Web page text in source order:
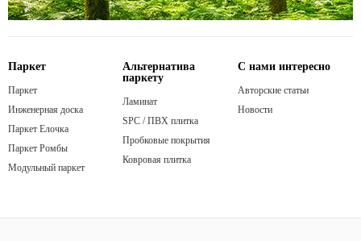
Паркет
Паркет
Инженерная доска
Паркет Елочка
Паркет Ромбы
Модульный паркет
Альтернатива
паркету
Ламинат
SPC / ПВХ плитка
Пробковые покрытия
Ковровая плитка
С нами интересно
Авторские статьи
Новости